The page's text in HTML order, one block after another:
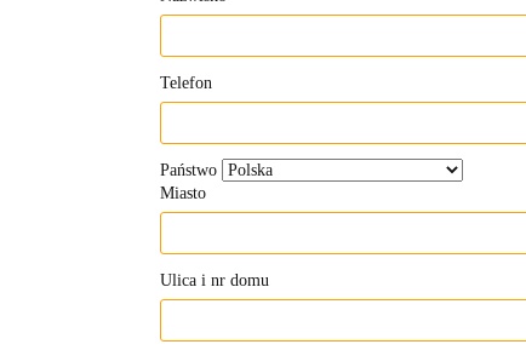
Telefon
Państwo
Miasto
Ulica i nr domu